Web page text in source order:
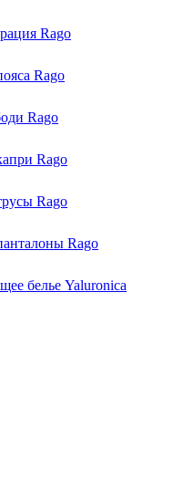
Rago
Rago
Rago
Rago
Rago
Rago
белье Yaluroniсa